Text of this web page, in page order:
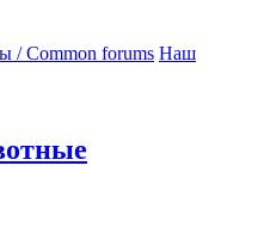
/ Common forums Наш